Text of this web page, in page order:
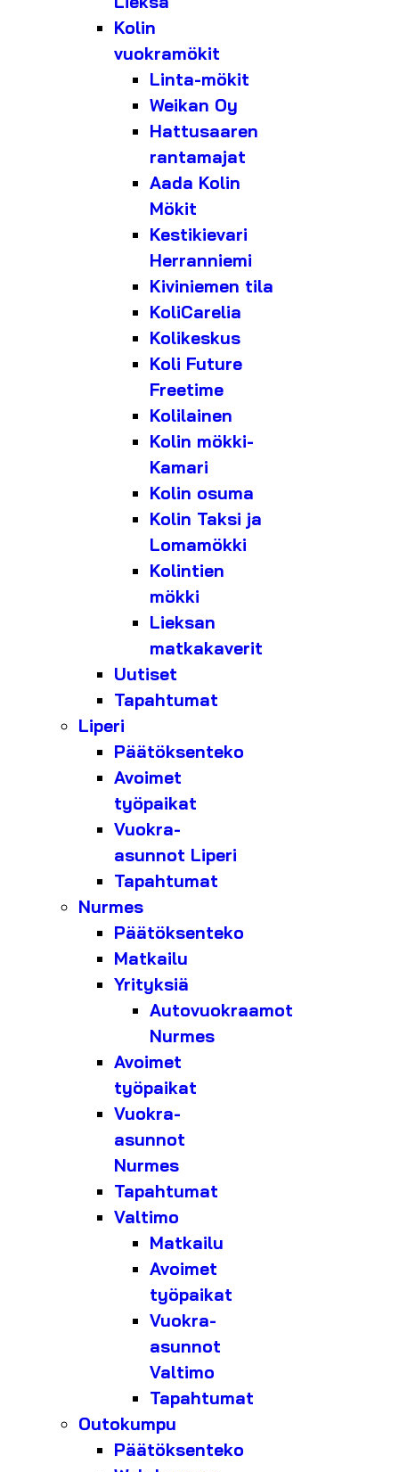
Kolin
vuokramökit
Linta-mökit
Weikan Oy
Hattusaaren
rantamajat
Aada Kolin
Mökit
Kestikievari
Herranniemi
Kiviniemen tila
KoliCarelia
Kolikeskus
Koli Future
Freetime
Kolilainen
Kolin mökki-
Kamari
Kolin osuma
Kolin Taksi ja
Lomamökki
Kolintien
mökki
Lieksan
matkakaverit
Uutiset
Tapahtumat
Liperi
Päätöksenteko
Avoimet
työpaikat
Vuokra-
asunnot Liperi
Tapahtumat
Nurmes
Päätöksenteko
Matkailu
Yrityksiä
Autovuokraamot
Nurmes
Avoimet
työpaikat
Vuokra-
asunnot
Nurmes
Tapahtumat
Valtimo
Matkailu
Avoimet
työpaikat
Vuokra-
asunnot
Valtimo
Tapahtumat
Outokumpu
Päätöksenteko